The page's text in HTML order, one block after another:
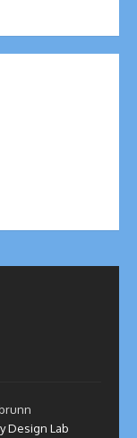
Design Lab